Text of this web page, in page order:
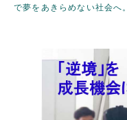
で夢をあきらめない社会へ。